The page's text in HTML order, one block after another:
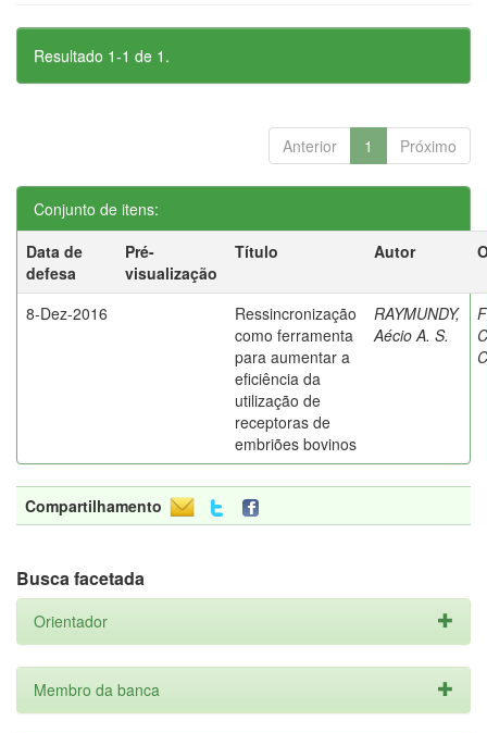
Resultado 1-1 de 1.
Anterior 1 Próximo
Conjunto de itens:
Data de
defesa
Pré-
visualização
Título Autor
8-Dez-2016
Ressincronização
como ferramenta
para aumentar a
eficiência da
utilização de
receptoras de
embriões bovinos
RAYMUNDY,
Aécio A. S.
Compartilhamento
Busca facetada
Orientador
Membro da banca